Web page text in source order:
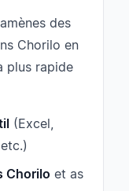
des
Chorilo en
plus rapide
(Excel,
Chorilo et as